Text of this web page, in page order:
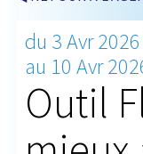
du 3 Avr
au 10 Avr
Outil